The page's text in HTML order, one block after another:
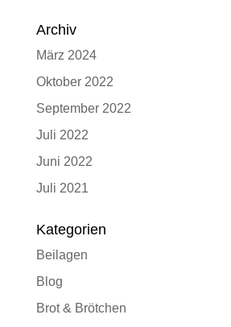
Archiv
März 2024
Oktober 2022
September 2022
Juli 2022
Juni 2022
Juli 2021
Kategorien
Beilagen
Blog
Brot & Brötchen